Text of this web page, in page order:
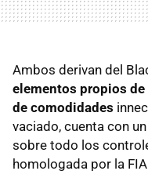
Ambos derivan del
elementos propios
de comodidades
vaciado, cuenta con
sobre todo los
homologada por la